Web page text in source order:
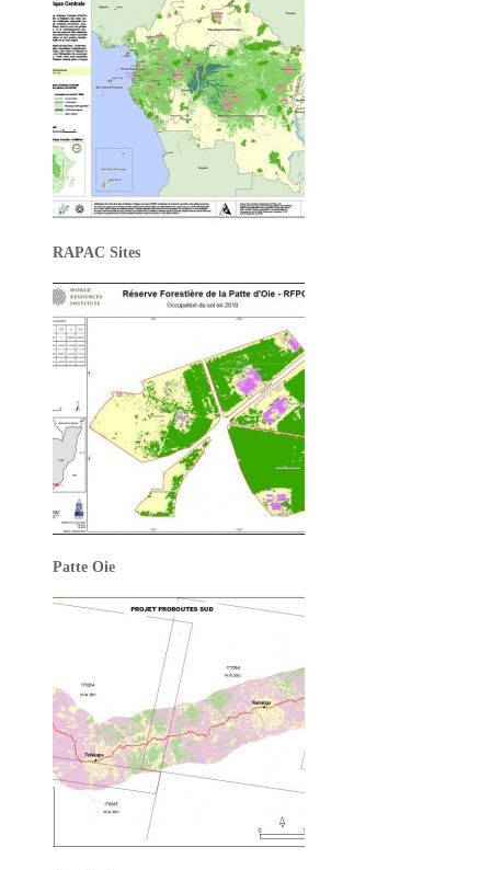
RAPAC Sites
Patte Oie